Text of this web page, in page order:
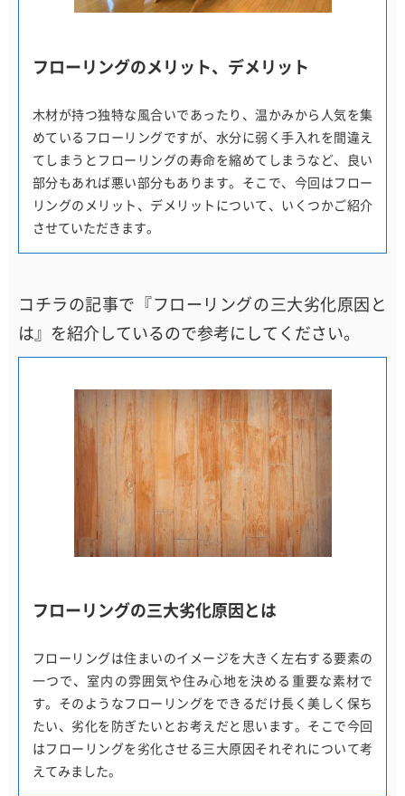
フローリングのメリット、デメリット
木材が持つ独特な風合いであったり、温かみから人気を集
めているフローリングですが、水分に弱く手入れを間違え
てしまうとフローリングの寿命を縮めてしまうなど、良い
部分もあれば悪い部分もあります。そこで、今回はフロー
リングのメリット、デメリットについて、いくつかご紹介
させていただきます。
コチラの記事で『フローリングの三大劣化原因と
は』を紹介しているので参考にしてください。
フローリングの三大劣化原因とは
フローリングは住まいのイメージを大きく左右する要素の
一つで、室内の雰囲気や住み心地を決める重要な素材で
す。そのようなフローリングをできるだけ長く美しく保ち
たい、劣化を防ぎたいとお考えだと思います。そこで今回
はフローリングを劣化させる三大原因それぞれについて考
えてみました。